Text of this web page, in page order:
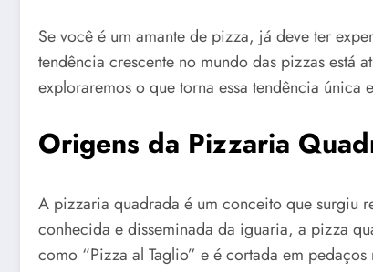
Se você é um amante de pizza, já deve ter
tendência crescente no mundo das pizzas está
exploraremos o que torna essa tendência
Origens da Pizzaria
A pizzaria quadrada é um conceito que surgiu
conhecida e disseminada da iguaria, a pizza
como “Pizza al Taglio” e é cortada em